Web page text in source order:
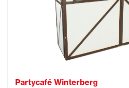
Partycafé Winterberg